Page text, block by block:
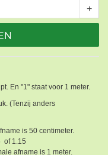
+
En "1" staat voor 1 meter.
(Tenzij anders
is 50 centimeter.
of 1.15
afname is 1 meter.